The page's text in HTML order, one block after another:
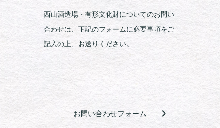
西山酒造場・有形文化財についてのお問い
合わせは、下記のフォームに必要事項をご
記入の上、お送りください。
お問い合わせフォーム